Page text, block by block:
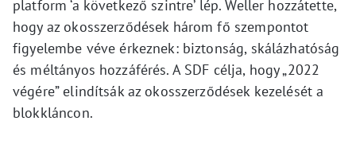
platform ‘a következő szintre’ lép. Weller hozzátette,
hogy az okosszerződések három fő szempontot
figyelembe véve érkeznek: biztonság, skálázhatóság
és méltányos hozzáférés. A SDF célja, hogy „2022
végére” elindítsák az okosszerződések kezelését a
blokkláncon.